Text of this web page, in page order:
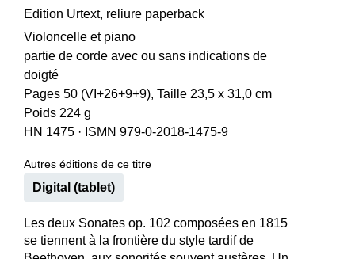
Edition Urtext, reliure paperback
Violoncelle et piano
partie de corde avec ou sans indications de
doigté
Pages 50 (VI+26+9+9), Taille 23,5 x 31,0 cm
Poids 224 g
HN 1475 · ISMN 979-0-2018-1475-9
Autres éditions de ce titre
Digital (tablet)
Les deux Sonates op. 102 composées en 1815
se tiennent à la frontière du style tardif de